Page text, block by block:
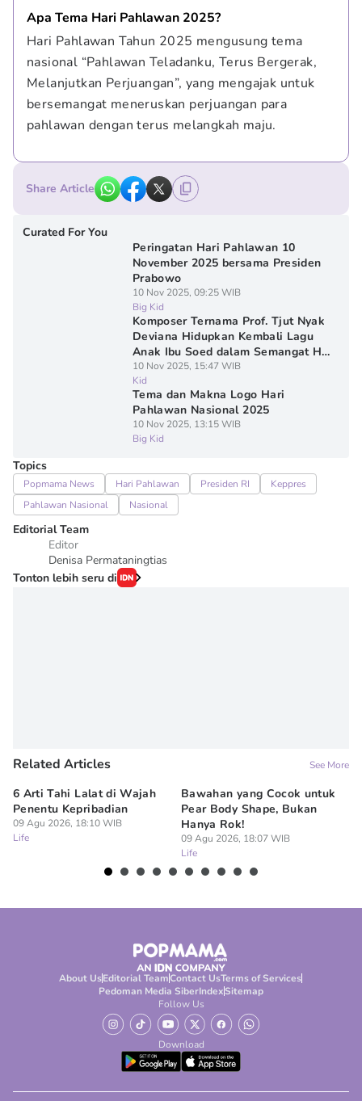
Apa Tema Hari Pahlawan 2025?
Hari Pahlawan Tahun 2025 mengusung tema
nasional “Pahlawan Teladanku, Terus Bergerak,
Melanjutkan Perjuangan”, yang mengajak untuk
bersemangat meneruskan perjuangan para
pahlawan dengan terus melangkah maju.
Share Article
Curated For You
Peringatan Hari Pahlawan 10
November 2025 bersama Presiden
Prabowo
10 Nov 2025, 09:25 WIB
Big Kid
Komposer Ternama Prof. Tjut Nyak
Deviana Hidupkan Kembali Lagu
Anak Ibu Soed dalam Semangat Hari
Pahlawan lewat Aransemen Baru!
10 Nov 2025, 15:47 WIB
Kid
Tema dan Makna Logo Hari
Pahlawan Nasional 2025
10 Nov 2025, 13:15 WIB
Big Kid
Topics
Popmama News Hari Pahlawan Presiden RI
Keppres
Pahlawan Nasional
Nasional
Editorial Team
Editor
Denisa Permataningtias
Tonton lebih seru di
Related Articles See More
6 Arti Tahi Lalat di Wajah
Penentu Kepribadian
09 Agu 2026, 18:10 WIB
Life
Bawahan yang Cocok untuk
Pear Body Shape, Bukan
Hanya Rok!
09 Agu 2026, 18:07 WIB
Life
About UsEditorial TeamContact UsTerms of Services
Pedoman Media SiberIndexSitemap
Follow Us
Download